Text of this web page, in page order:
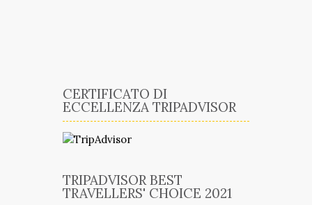
CERTIFICATO DI
ECCELLENZA TRIPADVISOR
TRIPADVISOR BEST
TRAVELLERS' CHOICE 2021